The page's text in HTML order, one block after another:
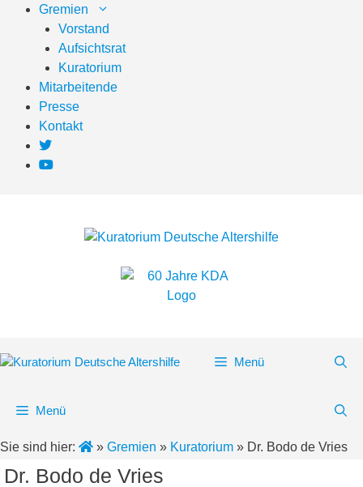
springen
Gremien
Vorstand
Aufsichtsrat
Kuratorium
Mitarbeitende
Presse
Kontakt
Menü
Menü
Sie sind hier: » Gremien » Kuratorium » Dr. Bodo de Vries
Dr. Bodo de Vries